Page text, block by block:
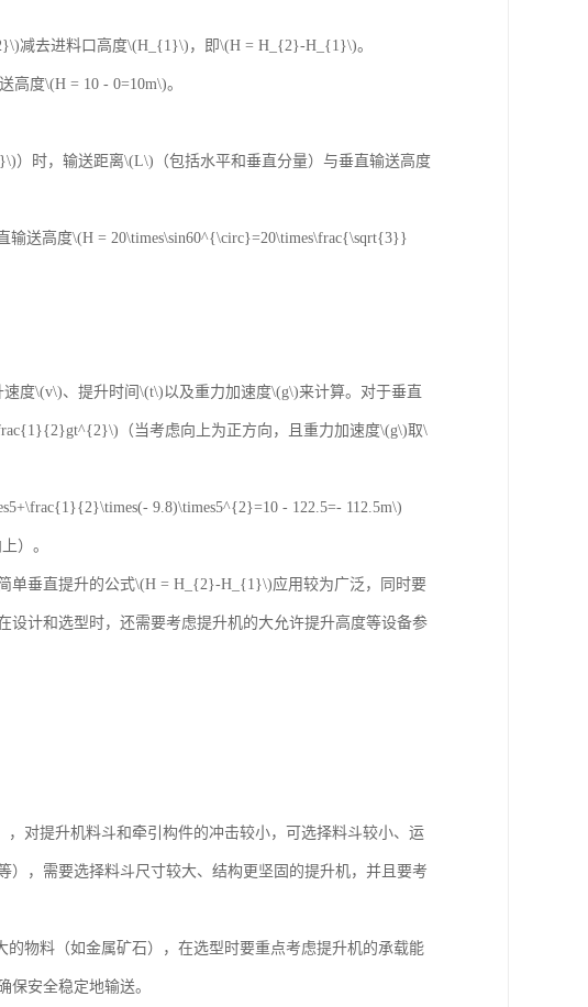
减去进料口高度\(H_{1}\)，即\(H = H_{2}-H_{1}\)。
度\(H = 10 - 0=10m\)。
）时，输送距离\(L\)（包括水平和垂直分量）与垂直输送高度
送高度\(H = 20\times\sin60^{\circ}=20\times\frac{\sqrt{3}}
度\(v\)、提升时间\(t\)以及重力加速度\(g\)来计算。对于垂直
（当考虑向上为正方向，且重力加速度\(g\)取\
9.8)\times5^{2}=10 - 122.5=- 112.5m\)
）。
单垂直提升的公式\(H = H_{2}-H_{1}\)应用较为广泛，同时要
计和选型时，还需要考虑提升机的大允许提升高度等设备参
对提升机料斗和牵引构件的冲击较小，可选择料斗较小、运
，需要选择料斗尺寸较大、结构更坚固的提升机，并且要考
物料（如金属矿石），在选型时要重点考虑提升机的承载能
保安全稳定地输送。